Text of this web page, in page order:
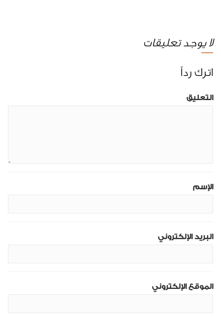
لا يوجد تعليقات
اترك رداً
التعليق
الإسم
البريد الإلكتروني
الموقع الإلكتروني